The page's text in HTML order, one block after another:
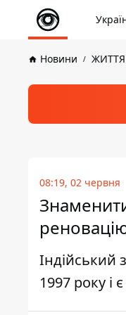
Новини ЖИТТЯ
08:19, 02 червня
Індійський
1997 року і